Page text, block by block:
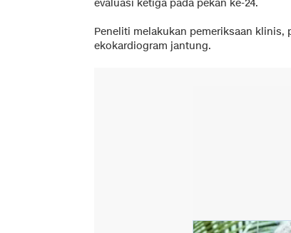
evaluasi ketiga pada pekan ke-24.
Peneliti melakukan pemeriksaan
ekokardiogram jantung.